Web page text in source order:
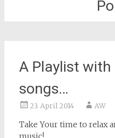
A Playlist
songs…
23. April 2014 AW
Take Your time to relax
music!